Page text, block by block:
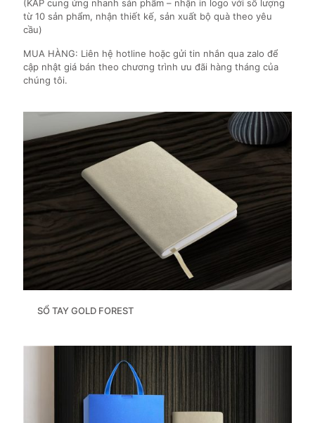
(KAP cung ứng nhanh sản phẩm – nhận in logo với số lượng
từ 10 sản phẩm, nhận thiết kế, sản xuất bộ quà theo yêu
cầu)
MUA HÀNG: Liên hệ hotline hoặc gửi tin nhắn qua zalo để
cập nhật giá bán theo chương trình ưu đãi hàng tháng của
chúng tôi.
SỔ TAY GOLD FOREST